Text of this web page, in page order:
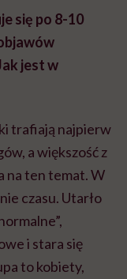
się po 8-10
jest w
trafiają najpierw
a większość z
na ten temat. W
czasu. Utarło
i stara się
to kobiety,